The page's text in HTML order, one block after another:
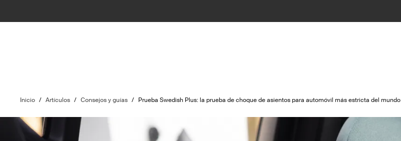
Inicio / Artículos / Consejos y guías / Prueba Swedish Plus: la prueba de choque de asientos para automóvil más estricta del mundo